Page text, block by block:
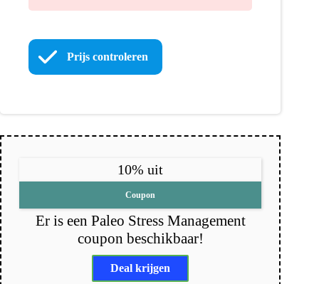
Prijs controleren
10% uit
Coupon
Er is een Paleo Stress Management
coupon beschikbaar!
Deal krijgen